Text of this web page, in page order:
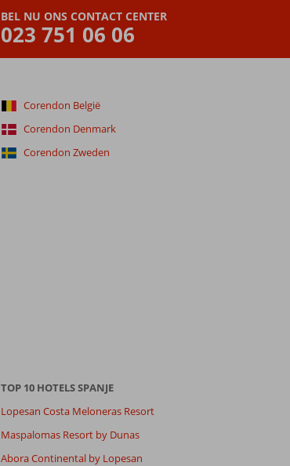
BEL NU ONS CONTACT CENTER
023 751 06 06
Corendon België
Corendon Denmark
Corendon Zweden
TOP 10 HOTELS SPANJE
Lopesan Costa Meloneras Resort
Maspalomas Resort by Dunas
Abora Continental by Lopesan